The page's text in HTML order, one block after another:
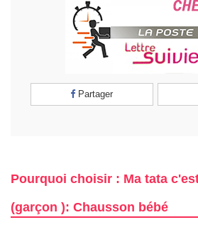
Partager
Pourquoi choisir : Ma tata
(garçon ): Chausson bébé